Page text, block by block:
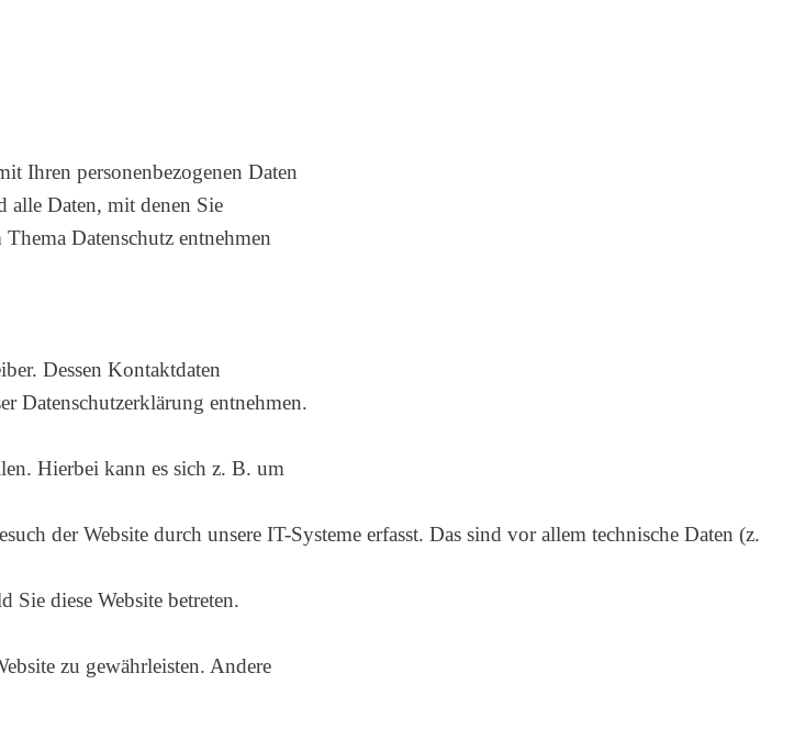
Ihren personenbezogenen Daten
alle Daten, mit denen Sie
Datenschutz entnehmen
Dessen Kontaktdaten
Datenschutzerklärung entnehmen.
Hierbei kann es sich z. B. um
der Website durch unsere IT-Systeme erfasst. Das sind vor allem technische Daten (z.
Sie diese Website betreten.
zu gewährleisten. Andere